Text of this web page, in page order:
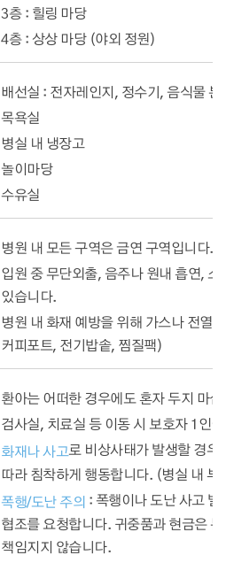
3층 : 힐링 마당
4층 : 상상 마당 (야외 정원)
배선실 : 전자레인지, 정수기, 음식물
목욕실
병실 내 냉장고
놀이마당
수유실
병원 내 모든 구역은 금연 구역입니다.
입원 중 무단외출, 음주나 원내 흡연,
있습니다.
병원 내 화재 예방을 위해 가스나 전열
커피포트, 전기밥솥, 찜질팩)
환아는 어떠한 경우에도 혼자 두지 마
검사실, 치료실 등 이동 시 보호자 1인
화재나 사고로 비상사태가 발생할 경
따라 침착하게 행동합니다. (병실 내
폭행/도난 주의 : 폭행이나 도난 사고
협조를 요청합니다. 귀중품과 현금은
책임지지 않습니다.